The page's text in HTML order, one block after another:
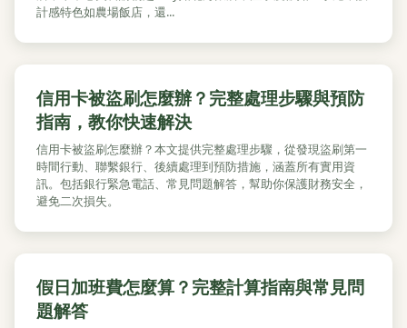
計感特色如農場飯店，還...
信用卡被盜刷怎麼辦？完整處理步驟與預防
指南，教你快速解決
信用卡被盜刷怎麼辦？本文提供完整處理步驟，從發現盜刷第一
時間行動、聯繫銀行、後續處理到預防措施，涵蓋所有實用資
訊。包括銀行緊急電話、常見問題解答，幫助你保護財務安全，
避免二次損失。
假日加班費怎麼算？完整計算指南與常見問
題解答